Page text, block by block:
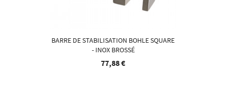
BARRE DE STABILISATION BOHLE SQUARE
- INOX BROSSÉ
77,88 €